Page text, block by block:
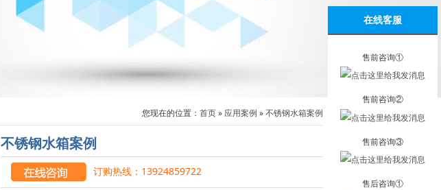
您现在的位置： 首页»应用案例 »不锈钢水箱案例
不锈钢水箱案例
订购热线：13924859722
在线客服
售前咨询①
售前咨询②
售前咨询③
售后咨询①